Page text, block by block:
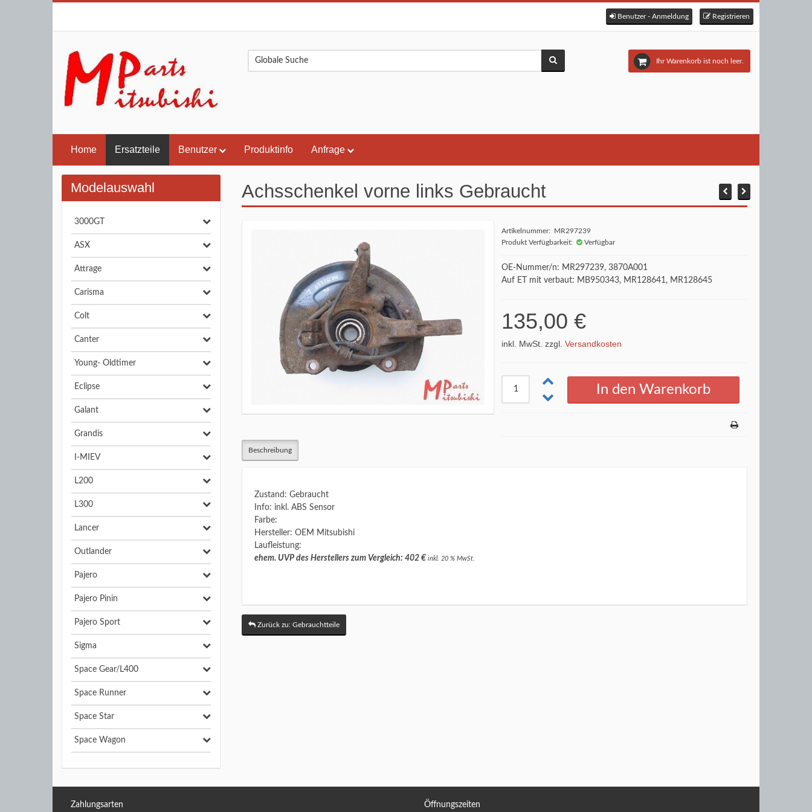
Benutzer - Anmeldung Registrieren
Ihr Warenkorb ist noch leer.
Home Ersatzteile Benutzer Produktinfo Anfrage
Achsschenkel vorne links Gebraucht
Artikelnummer: MR297239
Produkt Verfügbarkeit:
Verfügbar
OE-Nummer/n: MR297239, 3870A001
Auf ET mit verbaut: MB950343, MR128641, MR128645
135,00 €
inkl. MwSt. zzgl.Versandkosten
Beschreibung
Zustand: Gebraucht
Info: inkl. ABS Sensor
Farbe:
Hersteller: OEM Mitsubishi
Laufleistung:
ehem. UVP des Herstellers zum Vergleich: 402 €inkl. 20 % MwSt.
Zurück zu: Gebrauchtteile
Modelauswahl
3000GT
ASX
Attrage
Carisma
Colt
Canter
Young- Oldtimer
Eclipse
Galant
Grandis
I-MIEV
L200
L300
Lancer
Outlander
Pajero
Pajero Pinin
Pajero Sport
Sigma
Space Gear/L400
Space Runner
Space Star
Space Wagon
Zahlungsarten Öffnungszeiten